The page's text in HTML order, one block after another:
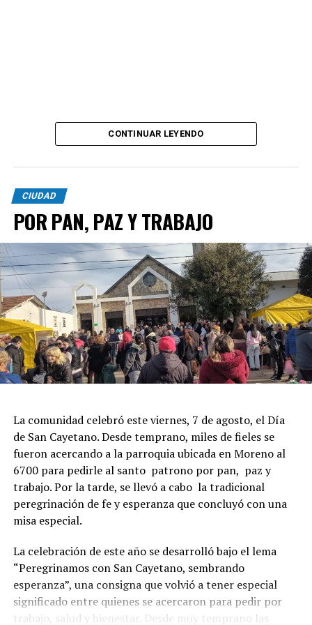
CONTINUAR LEYENDO
CIUDAD
POR PAN, PAZ Y TRABAJO
La comunidad celebró este viernes, 7 de agosto, el Día
de San Cayetano. Desde temprano, miles de fieles se
fueron acercando a la parroquia ubicada en Moreno al
6700 para pedirle al santo patrono por pan, paz y
trabajo. Por la tarde, se llevó a cabo la tradicional
peregrinación de fe y esperanza que concluyó con una
misa especial.
La celebración de este año se desarrolló bajo el lema
“Peregrinamos con San Cayetano, sembrando
esperanza”, una consigna que volvió a tener especial
significado entre quienes se acercaron para pedir por
trabajo, salud y bienestar. Desde muy temprano las